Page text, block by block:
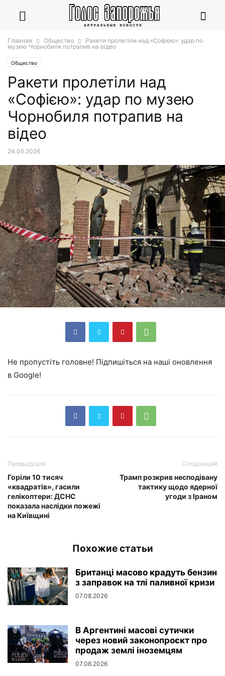
Главная Общество
Ракети пролетіли над «Софією»: удар по
музею Чорнобиля потрапив на відео
Общество
Ракети пролетіли над
«Софією»: удар по музею
Чорнобиля потрапив на
відео
24.05.2026
Не пропустіть головне! Підпишіться на наші оновлення
в Google!
Предыдущий
Горіли 10 тисяч
«квадратів», гасили
гелікоптери: ДСНС
показала наслідки пожежі
на Київщині
Следующий
Трамп розкрив несподівану
тактику щодо ядерної
угоди з Іраном
Похожие статьи
Британці масово крадуть бензин
з заправок на тлі паливної кризи
07.08.2026
В Аргентині масові сутички
через новий законопроєкт про
продаж землі іноземцям
07.08.2026